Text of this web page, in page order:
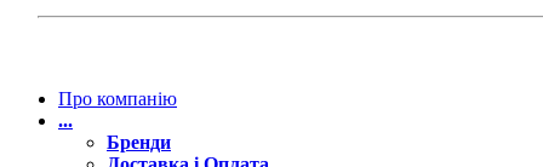
Про компанію
...
Бренди